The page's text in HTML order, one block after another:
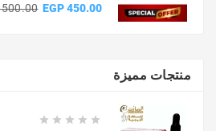
450.00 EGP
500.00 EGP
منتجات مميزة




